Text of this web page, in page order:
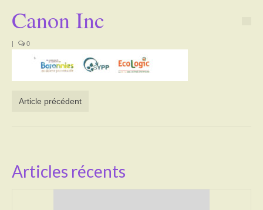
La Mairie
Le village
Tourisme
Actualités
Contact
Canon Inc
| 0
Article précédent
Articles récents